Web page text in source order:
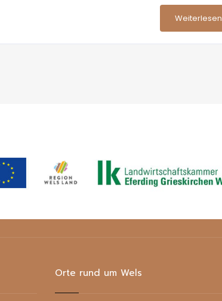
Weiterlesen
Orte rund um Wels